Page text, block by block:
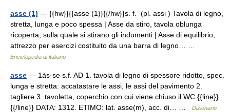
asse (1) — {{hw}}{{asse (1)}{{/hw}}s. f. (pl. assi ) Tavola di legno,
stretta, lunga e poco spessa | Asse da stiro, tavola oblunga
ricoperta, sulla quale si stirano gli indumenti | Asse di equilibrio,
attrezzo per esercizi costituito da una barra di legno… …
Enciclopedia di italiano
asse — 1às·se s.f. AD 1. tavola di legno di spessore ridotto, spec.
lunga e stretta: accatastare le assi, le assi del pavimento 2.
tagliere 3. tavoletta, coperchio con cui viene chiuso il WC {{line}}
{{/line}} DATA: 1312. ETIMO: lat. asse(m), acc. di… …
Dizionario